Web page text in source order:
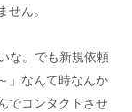
ん。
な。でも新規依頼
」なんて時なんか
でコンタクトさせ